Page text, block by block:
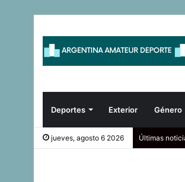
Deportes Exterior Género
jueves, agosto 6 2026 Últimas